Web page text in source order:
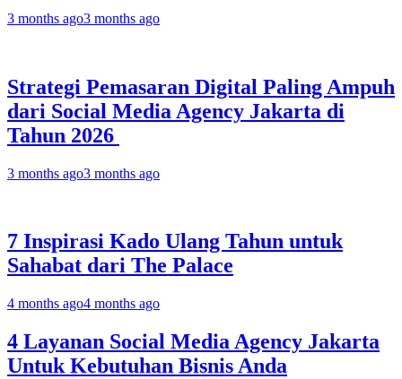
3 months ago3 months ago
Strategi Pemasaran Digital Paling Ampuh
dari Social Media Agency Jakarta di
Tahun 2026
3 months ago3 months ago
7 Inspirasi Kado Ulang Tahun untuk
Sahabat dari The Palace
4 months ago4 months ago
4 Layanan Social Media Agency Jakarta
Untuk Kebutuhan Bisnis Anda